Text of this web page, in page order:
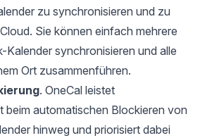
zu synchronisieren und zu
Sie können einfach mehrere
Kalender synchronisieren und alle
Ort zusammenführen.
. OneCal leistet
beim automatischen Blockieren von
hinweg und priorisiert dabei